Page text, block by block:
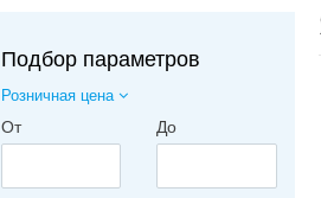
Подбор параметров
Розничная цена
От До